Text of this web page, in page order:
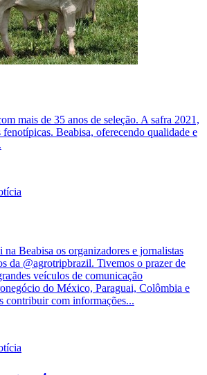
mais de 35 anos de seleção. A safra 2021,
fenotípicas. Beabisa, oferecendo qualidade e
na Beabisa os organizadores e jornalistas
da @agrotripbrazil. Tivemos o prazer de
veículos de comunicação
do México, Paraguai, Colômbia e
contribuir com informações...